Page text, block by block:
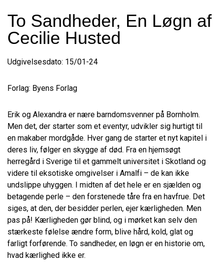
To Sandheder, En Løgn af
Cecilie Husted
Udgivelsesdato: 15/01-24
Forlag: Byens Forlag
Erik og Alexandra er nære barndomsvenner på Bornholm.
Men det, der starter som et eventyr, udvikler sig hurtigt til
en makaber mordgåde. Hver gang de starter et nyt kapitel i
deres liv, følger en skygge af død. Fra en hjemsøgt
herregård i Sverige til et gammelt universitet i Skotland og
videre til eksotiske omgivelser i Amalfi – de kan ikke
undslippe uhyggen. I midten af det hele er en sjælden og
betagende perle – den forstenede tåre fra en havfrue. Det
siges, at den, der besidder perlen, ejer kærligheden. Men
pas på! Kærligheden gør blind, og i mørket kan selv den
stærkeste følelse ændre form, blive hård, kold, glat og
farligt forførende. To sandheder, en løgn er en historie om,
hvad kærlighed ikke er.